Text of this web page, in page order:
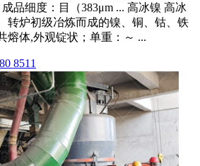
品细度：目（383μm ... 高冰镍 高冰
转炉初级冶炼而成的镍、铜、钴、铁
熔体,外观锭状；单重：～ ...
8511